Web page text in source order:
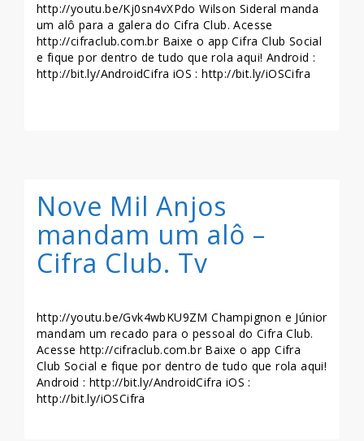
http://youtu.be/Kj0sn4vXPdo Wilson Sideral manda
um alô para a galera do Cifra Club. Acesse
http://cifraclub.com.br Baixe o app Cifra Club Social
e fique por dentro de tudo que rola aqui! Android :
http://bit.ly/AndroidCifra iOS : http://bit.ly/iOSCifra
Nove Mil Anjos
mandam um alô –
Cifra Club. Tv
http://youtu.be/Gvk4wbKU9ZM Champignon e Júnior
mandam um recado para o pessoal do Cifra Club.
Acesse http://cifraclub.com.br Baixe o app Cifra
Club Social e fique por dentro de tudo que rola aqui!
Android : http://bit.ly/AndroidCifra iOS :
http://bit.ly/iOSCifra